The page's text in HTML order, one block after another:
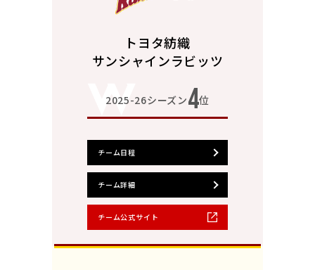
トヨタ紡織
サンシャインラビッツ
2025-26シーズン4位
チーム日程
チーム詳細
チーム公式サイト